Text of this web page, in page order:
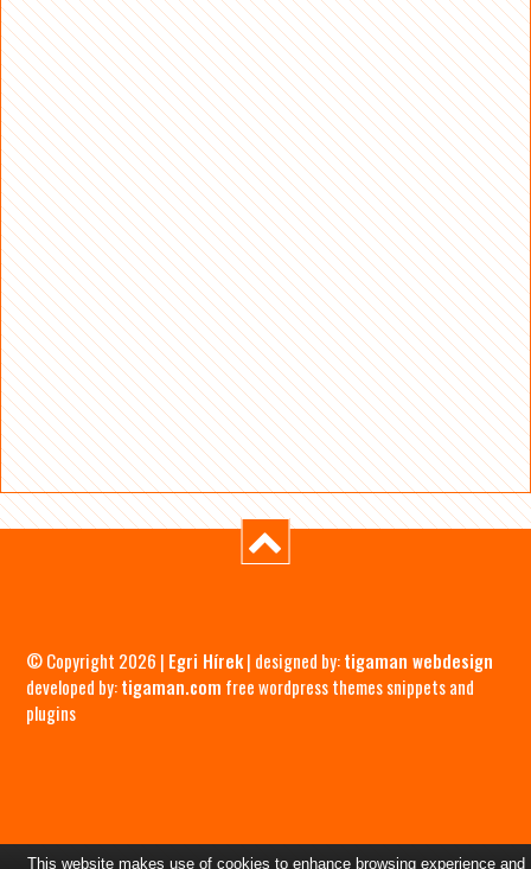
© Copyright 2026 | Egri Hírek| designed by:tigaman webdesign
developed by:tigaman.com free wordpress themes snippets and
plugins
This website makes use of cookies to enhance browsing experience and